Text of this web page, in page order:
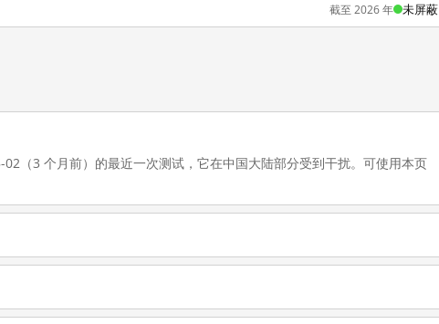
截至 2026 年 未屏蔽
3 个月前）的最近一次测试，它在中国大陆部分受到干扰。可使用本页